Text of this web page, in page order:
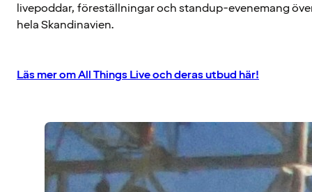
livepoddar, föreställningar och standup-evenemang
hela Skandinavien.
Läs mer om All Things Live och deras utbud här!